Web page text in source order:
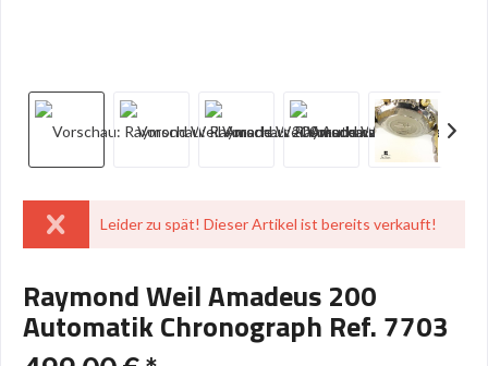
Leider zu spät! Dieser Artikel ist bereits verkauft!
Raymond Weil Amadeus 200
Automatik Chronograph Ref. 7703